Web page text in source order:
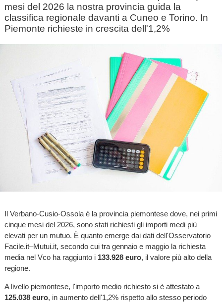
mesi del 2026 la nostra provincia guida la
classifica regionale davanti a Cuneo e Torino. In
Piemonte richieste in crescita dell'1,2%
Il Verbano-Cusio-Ossola è la provincia piemontese dove, nei primi
cinque mesi del 2026, sono stati richiesti gli importi medi più
elevati per un mutuo. È quanto emerge dai dati dell'Osservatorio
Facile.it–Mutui.it, secondo cui tra gennaio e maggio la richiesta
media nel Vco ha raggiunto i 133.928 euro, il valore più alto della
regione.
A livello piemontese, l'importo medio richiesto si è attestato a
125.038 euro, in aumento dell'1,2% rispetto allo stesso periodo